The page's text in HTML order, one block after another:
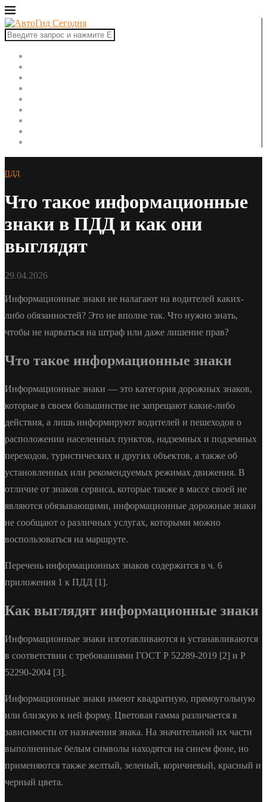
ПДД
Что такое информационные
знаки в ПДД и как они
выглядят
29.04.2026
Информационные знаки не налагают на водителей каких-
либо обязанностей? Это не вполне так. Что нужно знать,
чтобы не нарваться на штраф или даже лишение прав?
Что такое информационные знаки
Информационные знаки — это категория дорожных знаков,
которые в своем большинстве не запрещают какие-либо
действия, а лишь информируют водителей и пешеходов о
расположении населенных пунктов, надземных и подземных
переходов, туристических и других объектов, а также об
установленных или рекомендуемых режимах движения. В
отличие от знаков сервиса, которые также в массе своей не
являются обязывающими, информационные дорожные знаки
не сообщают о различных услугах, которыми можно
воспользоваться на маршруте.
Перечень информационных знаков содержится в ч. 6
приложения 1 к ПДД [1].
Как выглядят информационные знаки
Информационные знаки изготавливаются и устанавливаются
в соответствии с требованиями ГОСТ Р 52289-2019 [2] и Р
52290-2004 [3].
Информационные знаки имеют квадратную, прямоугольную
или близкую к ней форму. Цветовая гамма различается в
зависимости от назначения знака. На значительной их части
выполненные белым символы находятся на синем фоне, но
применяются также желтый, зеленый, коричневый, красный и
черный цвета.